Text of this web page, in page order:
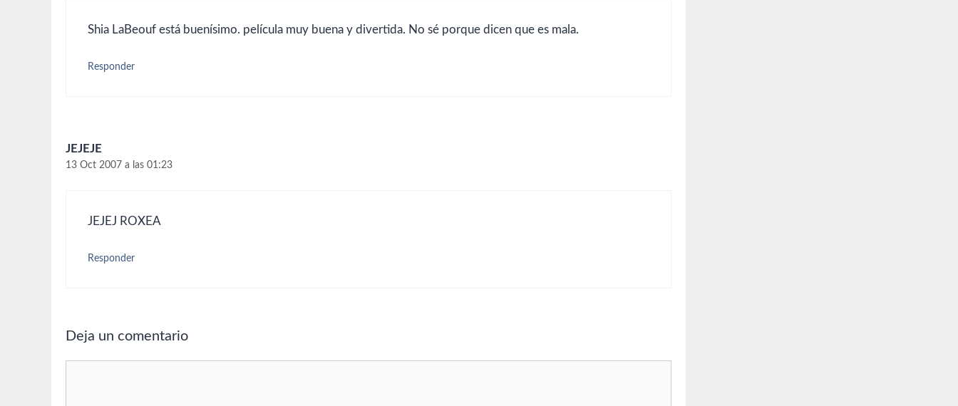
Shia LaBeouf está buenísimo. película muy buena y divertida. No sé porque dicen que es mala.
Responder
JEJEJE
13 Oct 2007 a las 01:23
JEJEJ ROXEA
Responder
Deja un comentario